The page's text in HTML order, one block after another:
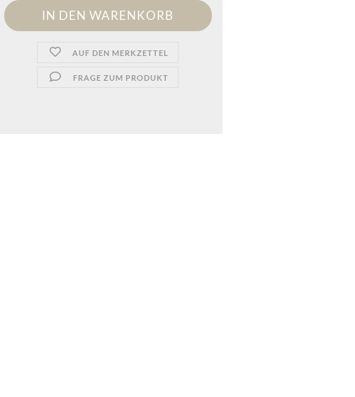
AUF DEN MERKZETTEL
FRAGE ZUM PRODUKT